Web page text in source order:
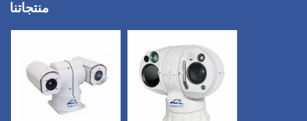
اتصل بنا
البريد الإلكتروني
منتجاتنا